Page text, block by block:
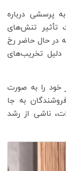
پرسشی درباره
تأثیر تنش‌های
در حال حاضر رخ
دلیل تخریب‌های
خود را به صورت
به جا
ناشی از رشد